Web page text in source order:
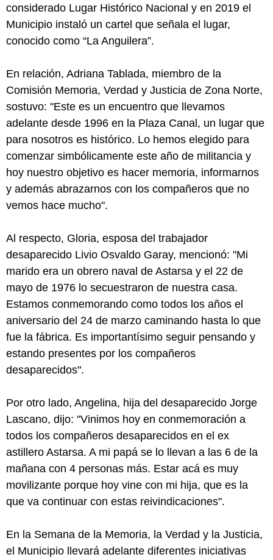
considerado Lugar Histórico Nacional y en 2019 el
Municipio instaló un cartel que señala el lugar,
conocido como “La Anguilera”.
En relación, Adriana Tablada, miembro de la
Comisión Memoria, Verdad y Justicia de Zona Norte,
sostuvo: "Este es un encuentro que llevamos
adelante desde 1996 en la Plaza Canal, un lugar que
para nosotros es histórico. Lo hemos elegido para
comenzar simbólicamente este año de militancia y
hoy nuestro objetivo es hacer memoria, informarnos
y además abrazarnos con los compañeros que no
vemos hace mucho".
Al respecto, Gloria, esposa del trabajador
desaparecido Livio Osvaldo Garay, mencionó: "Mi
marido era un obrero naval de Astarsa y el 22 de
mayo de 1976 lo secuestraron de nuestra casa.
Estamos conmemorando como todos los años el
aniversario del 24 de marzo caminando hasta lo que
fue la fábrica. Es importantísimo seguir pensando y
estando presentes por los compañeros
desaparecidos".
Por otro lado, Angelina, hija del desaparecido Jorge
Lascano, dijo: "Vinimos hoy en conmemoración a
todos los compañeros desaparecidos en el ex
astillero Astarsa. A mi papá se lo llevan a las 6 de la
mañana con 4 personas más. Estar acá es muy
movilizante porque hoy vine con mi hija, que es la
que va continuar con estas reivindicaciones".
En la Semana de la Memoria, la Verdad y la Justicia,
el Municipio llevará adelante diferentes iniciativas